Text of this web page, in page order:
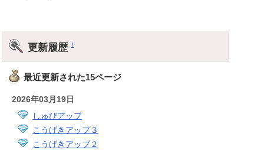
更新履歴†
最近更新された15ページ
2026年03月19日
しゅびアップ
こうげきアップ３
こうげきアップ２